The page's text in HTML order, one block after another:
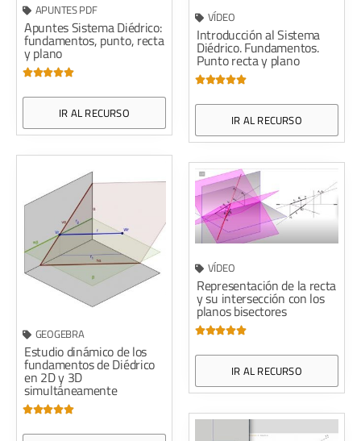
APUNTES PDF
Apuntes Sistema Diédrico:
fundamentos, punto, recta
y plano

IR AL RECURSO
VÍDEO
Introducción al Sistema
Diédrico. Fundamentos.
Punto recta y plano

IR AL RECURSO
GEOGEBRA
Estudio dinámico de los
fundamentos de Diédrico
en 2D y 3D
simultáneamente

VÍDEO
Representación de la recta
y su intersección con los
planos bisectores

IR AL RECURSO